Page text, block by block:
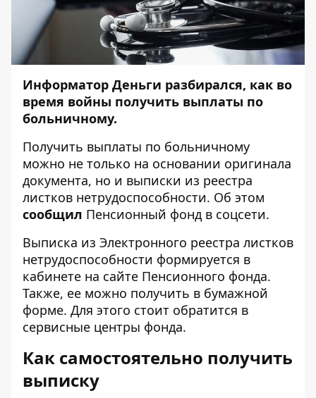
Информатор Деньги разбирался, как во
время войны получить выплаты по
больничному.
Получить выплаты по больничному
можно не только на основании оригинала
документа, но и выписки из реестра
листков нетрудоспособности. Об этом
сообщил Пенсионный фонд в соцсети.
Выписка из Электронного реестра листков
нетрудоспособности формируется в
кабинете на сайте Пенсионного фонда.
Также, ее можно получить в бумажной
форме. Для этого стоит обратится в
сервисные центры фонда.
Как самостоятельно получить
выписку